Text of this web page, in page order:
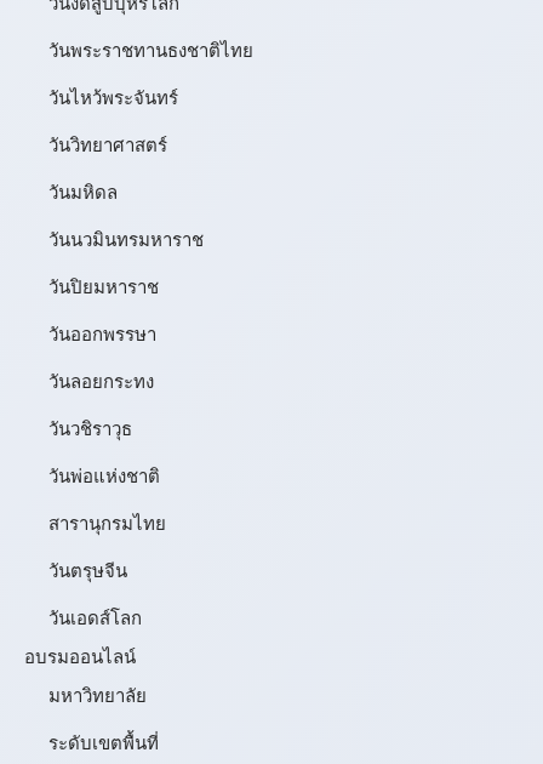
วันพระราชทานธงชาติไทย
วันไหว้พระจันทร์​
วันวิทยาศาสตร์
วันมหิดล
วันนวมินทรมหาราช
วันปิยมหาราช
วันออกพรรษา
วันลอยกระทง
วันวชิราวุธ
วันพ่อแห่งชาติ
สารานุกรมไทย
วันตรุษจีน
วันเอดส์โลก
อบรมออนไลน์
มหาวิทยาลัย
ระดับเขตพื้นที่